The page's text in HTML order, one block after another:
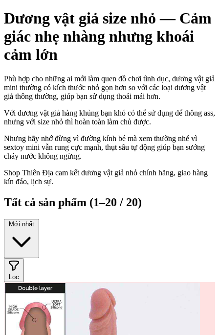
Dương vật giả size nhỏ — Cảm
giác nhẹ nhàng nhưng khoái
cảm lớn
Phù hợp cho những ai mới làm quen đồ chơi tình dục, dương vật giả
mini thường có kích thước nhỏ gọn hơn so với các loại dương vật
giả thông thường, giúp bạn sử dụng thoải mái hơn.
Với dương vật giả hàng khủng bạn khó có thể sử dụng để thông ass,
nhưng với size nhỏ thì hoàn toàn làm chủ được.
Nhưng hãy nhớ đừng vì đường kính bé mà xem thường nhé vì
sextoy mini vẫn rung cực mạnh, thụt sâu tự động giúp bạn sướng
chảy nước không ngừng.
Shop Thiên Địa cam kết dương vật giả nhỏ chính hãng, giao hàng
kín đáo, lịch sự.
Tất cả sản phẩm (1–20 / 20)
Mới nhất
Lọc